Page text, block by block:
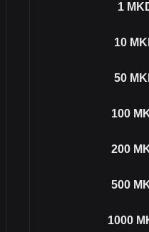
1
10
50
100
200
500
1000